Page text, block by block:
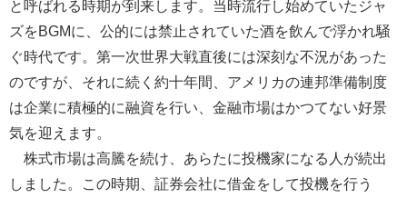
と呼ばれる時期が到来します。当時流行し始めていたジャ
ズをBGMに、公的には禁止されていた酒を飲んで浮かれ騒
ぐ時代です。第一次世界大戦直後には深刻な不況があった
のですが、それに続く約十年間、アメリカの連邦準備制度
は企業に積極的に融資を行い、金融市場はかつてない好景
気を迎えます。
株式市場は高騰を続け、あらたに投機家になる人が続出
しました。この時期、証券会社に借金をして投機を行う